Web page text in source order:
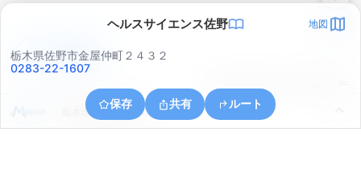
ヘルスサイエンス佐野 地図
栃木県佐野市金屋仲町２４３２
0283-22-1607
保存 共有 ルート
栃木県佐野市植下町
アプリで見る